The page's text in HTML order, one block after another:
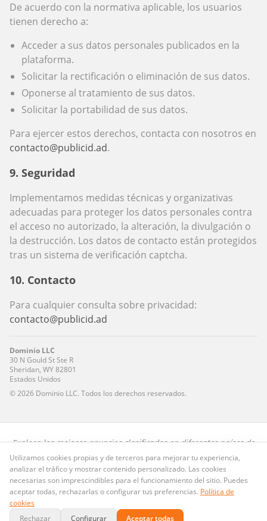
De acuerdo con la normativa aplicable, los usuarios
tienen derecho a:
Acceder a sus datos personales publicados en la
plataforma.
Solicitar la rectificación o eliminación de sus datos.
Oponerse al tratamiento de sus datos.
Solicitar la portabilidad de sus datos.
Para ejercer estos derechos, contacta con nosotros en
contacto@publicid.ad.
9. Seguridad
Implementamos medidas técnicas y organizativas
adecuadas para proteger los datos personales contra
el acceso no autorizado, la alteración, la divulgación o
la destrucción. Los datos de contacto están protegidos
tras un sistema de verificación captcha.
10. Contacto
Para cualquier consulta sobre privacidad:
contacto@publicid.ad
Dominio LLC
30 N Gould St Ste R
Sheridan, WY 82801
Estados Unidos
©2026 Dominio LLC. Todos los derechos reservados.
Explora los mejores anuncios clasificados en diferentes países de
habla hispana.
Preguntas frecuentes·Privacidad·Términos·Cookies
Publicid.ad· Dominio LLC · Copyright ©2026. Todos los derechos
@Publicid_ad
Pagos seguros con
Utilizamos cookies propias y de terceros para mejorar tu experiencia,
analizar el tráfico y mostrar contenido personalizado. Las cookies
necesarias son imprescindibles para el funcionamiento del sitio. Puedes
aceptar todas, rechazarlas o configurar tus preferencias. Política de
cookies
Rechazar
Configurar Aceptar todas